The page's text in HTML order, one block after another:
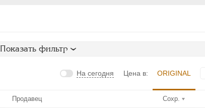
Показать фильтр
На сегодня Цена в: ORIGINAL
Продавец Сохр.